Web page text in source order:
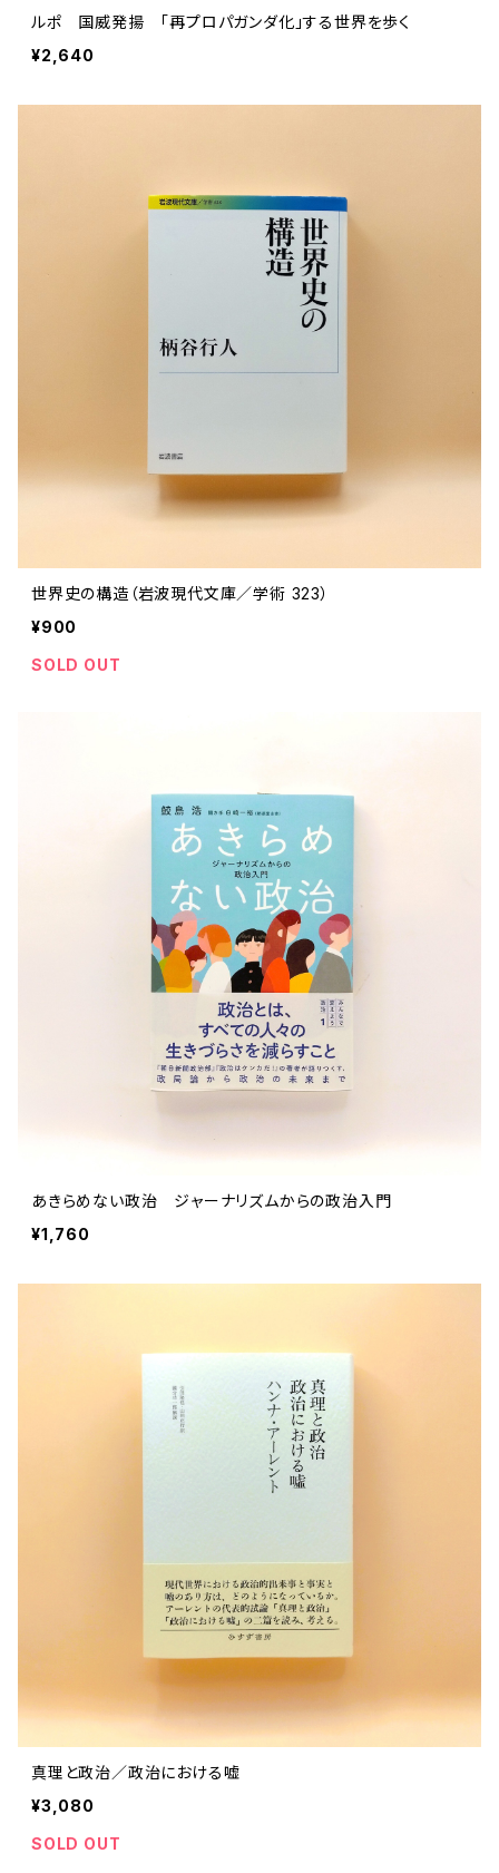
ルポ 国威発揚 「再プロパガンダ化」する世界を歩く
¥2,640
世界史の構造（岩波現代文庫／学術 323）
¥900
SOLD OUT
あきらめない政治 ジャーナリズムからの政治入門
¥1,760
真理と政治／政治における嘘
¥3,080
SOLD OUT